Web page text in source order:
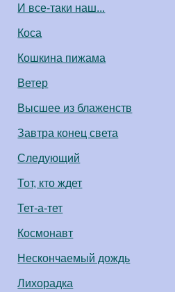
И все-таки наш...
Коса
Кошкина пижама
Ветер
Высшее из блаженств
Завтра конец света
Следующий
Тот, кто ждет
Тет-а-тет
Космонавт
Нескончаемый дождь
Лихорадка